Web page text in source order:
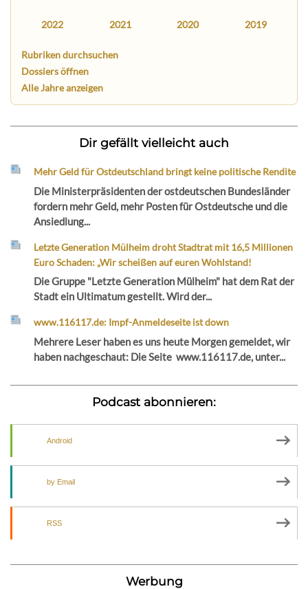
2022 2021 2020 2019
Rubriken durchsuchen
Dossiers öffnen
Alle Jahre anzeigen
Dir gefällt vielleicht auch
Mehr Geld für Ostdeutschland bringt keine politische Rendite
Die Ministerpräsidenten der ostdeutschen Bundesländer
fordern mehr Geld, mehr Posten für Ostdeutsche und die
Ansiedlung...
Letzte Generation Mülheim droht Stadtrat mit 16,5 Millionen
Euro Schaden: „Wir scheißen auf euren Wohlstand!
Die Gruppe "Letzte Generation Mülheim" hat dem Rat der
Stadt ein Ultimatum gestellt. Wird der...
www.116117.de: Impf-Anmeldeseite ist down
Mehrere Leser haben es uns heute Morgen gemeldet, wir
haben nachgeschaut: Die Seite www.116117.de, unter...
Podcast abonnieren:
Android
by Email
RSS
Werbung